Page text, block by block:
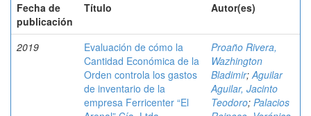
Fecha de
publicación
Título Autor(es)
2019
Evaluación de cómo la
Cantidad Económica de la
Orden controla los gastos
de inventario de la
empresa Ferricenter “El
Proaño Rivera,
Wazhington
Bladimir;Aguilar
Aguilar, Jacinto
Teodoro; Palacios